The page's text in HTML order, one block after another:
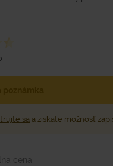
sa a získate možnosť
cena